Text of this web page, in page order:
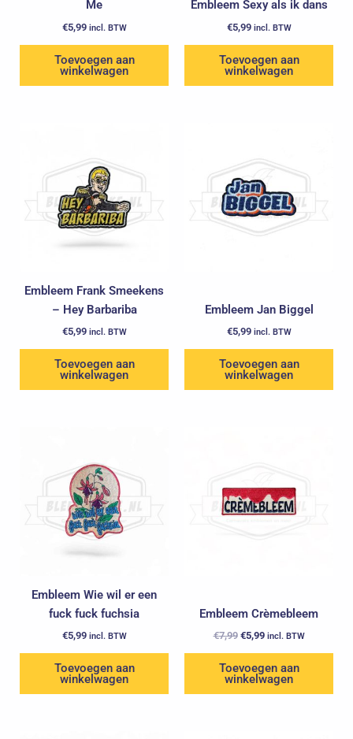
Me
€5,99 incl. BTW
Toevoegen aan
winkelwagen
Embleem Sexy als ik dans
€5,99 incl. BTW
Toevoegen aan
winkelwagen
Embleem Frank Smeekens
– Hey Barbariba
€5,99 incl. BTW
Toevoegen aan
winkelwagen
Embleem Jan Biggel
€5,99 incl. BTW
Toevoegen aan
winkelwagen
Embleem Wie wil er een
fuck fuck fuchsia
€5,99 incl. BTW
Toevoegen aan
winkelwagen
Embleem Crèmebleem
€7,99 €5,99 incl. BTW
Toevoegen aan
winkelwagen